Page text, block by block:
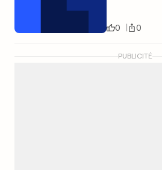
0 0
PUBLICITÉ